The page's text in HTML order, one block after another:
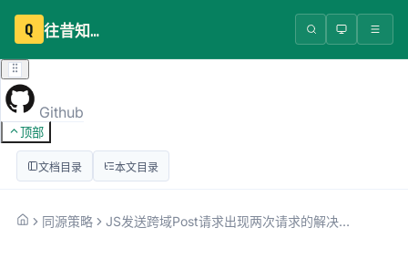
Q 往昔知识库
Github
顶部
文档目录 本文目录
同源策略 JS发送跨域Post请求出现两次请求的解决办法